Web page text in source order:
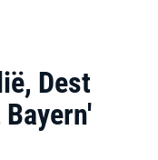
Dest